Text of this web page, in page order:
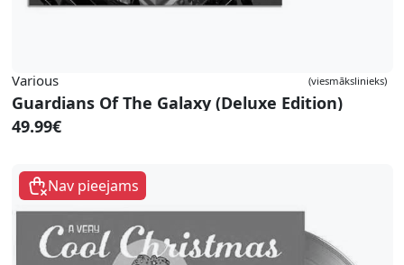
Various (viesmākslinieks)
Guardians Of The Galaxy (Deluxe Edition)
49.99€
Nav pieejams